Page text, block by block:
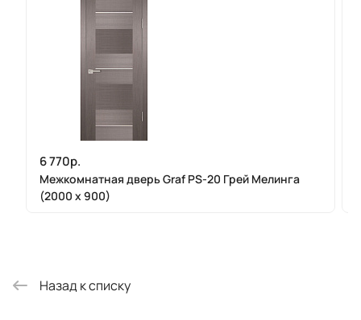
6 770р.
Межкомнатная дверь Graf PS-20 Грей Мелинга
(2000 х 900)
Назад к списку